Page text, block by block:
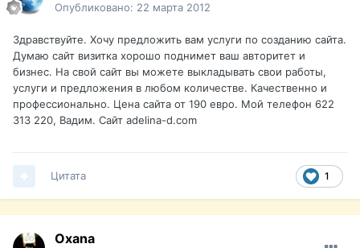
Опубликовано: 22 марта 2012
Здравствуйте. Хочу предложить вам услуги по созданию сайта.
Думаю сайт визитка хорошо поднимет ваш авторитет и
бизнес. На свой сайт вы можете выкладывать свои работы,
услуги и предложения в любом количестве. Качественно и
профессионально. Цена сайта от 190 евро. Мой телефон 622
313 220, Вадим. Сайт adelina-d.com
1
Цитата
Oxana